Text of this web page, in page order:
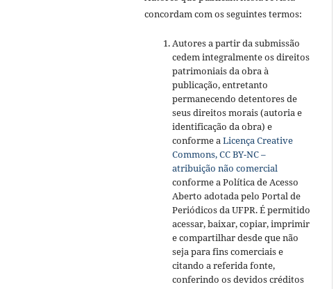
concordam com os seguintes termos:
Autores a partir da submissão
cedem integralmente os direitos
patrimoniais da obra à
publicação, entretanto
permanecendo detentores de
seus direitos morais (autoria e
identificação da obra) e
conforme aLicença Creative
Commons, CC BY-NC –
atribuição não comercial
conforme a Política de Acesso
Aberto adotada pelo Portal de
Periódicos da UFPR. É permitido
acessar, baixar, copiar, imprimir
e compartilhar desde que não
seja para fins comerciais e
citando a referida fonte,
conferindo os devidos créditos